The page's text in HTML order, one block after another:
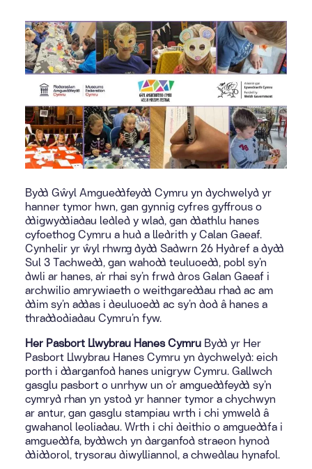
Bydd Gŵyl Amgueddfeydd Cymru yn dychwelyd yr
hanner tymor hwn, gan gynnig cyfres gyffrous o
ddigwyddiadau ledled y wlad, gan ddathlu hanes
cyfoethog Cymru a hud a lledrith y Calan Gaeaf.
Cynhelir yr ŵyl rhwng dydd Sadwrn 26 Hydref a dydd
Sul 3 Tachwedd, gan wahodd teuluoedd, pobl sy’n
dwli ar hanes, a’r rhai sy’n frwd dros Galan Gaeaf i
archwilio amrywiaeth o weithgareddau rhad ac am
ddim sy’n addas i deuluoedd ac sy’n dod â hanes a
thraddodiadau Cymru’n fyw.
Her Pasbort Llwybrau Hanes Cymru Bydd yr Her
Pasbort Llwybrau Hanes Cymru yn dychwelyd: eich
porth i ddarganfod hanes unigryw Cymru. Gallwch
gasglu pasbort o unrhyw un o’r amgueddfeydd sy’n
cymryd rhan yn ystod yr hanner tymor a chychwyn
ar antur, gan gasglu stampiau wrth i chi ymweld â
gwahanol leoliadau. Wrth i chi deithio o amgueddfa i
amgueddfa, byddwch yn darganfod straeon hynod
ddiddorol, trysorau diwylliannol, a chwedlau hynafol.